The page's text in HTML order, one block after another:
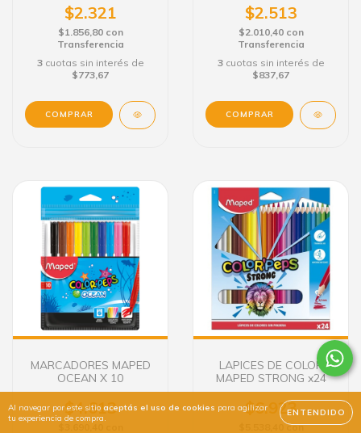
Al navegar por este sitio aceptás el uso de cookies para agilizar
tu experiencia de compra.
ENTENDIDO
$2.321
$1.856,80 con
Transferencia
3 cuotas sin interés de
$773,67
COMPRAR
$2.513
$2.010,40 con
Transferencia
3 cuotas sin interés de
$837,67
MARCADORES MAPED
OCEAN X 10
$4.613
$3.690,40
LAPICES DE COLOR
MAPED STRONG x24
$6.923
$5.538,40con